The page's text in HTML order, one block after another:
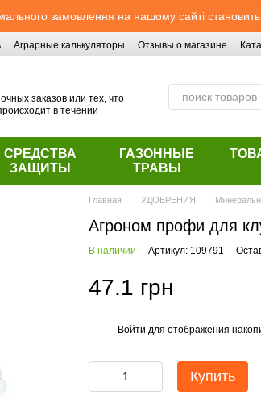
замовлення на нашому сайті
Аграрные калькуляторы Отзывы о магазине
заказов или тех, что
в течении
СРЕДСТВА
ЗАЩИТЫ
ГАЗОННЫЕ
ТРАВЫ
Главная УДОБРЕНИЯ
Агроном профи для
В наличии Артикул: 109791
47.1 грн
Войти для отображения
Купить